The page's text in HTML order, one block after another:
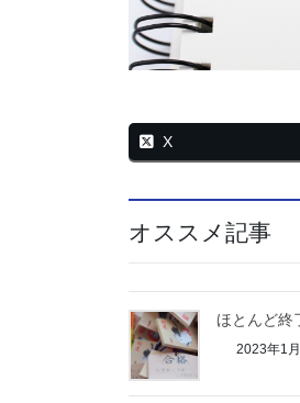
X
オススメ記事
ほとんど終
2023年1